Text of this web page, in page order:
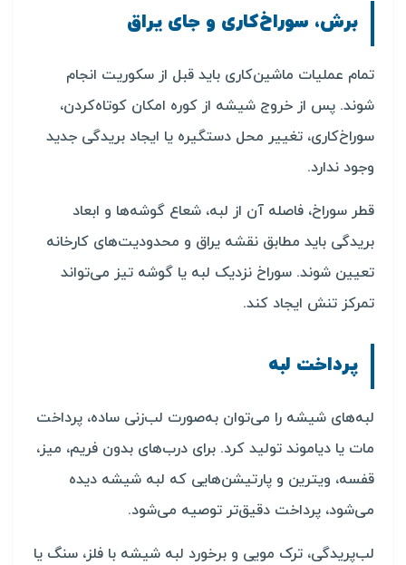
برش، سوراخ‌کاری و جای یراق
تمام عملیات ماشین‌کاری باید قبل از سکوریت انجام
شوند. پس از خروج شیشه از کوره امکان کوتاه‌کردن،
سوراخ‌کاری، تغییر محل دستگیره یا ایجاد بریدگی جدید
وجود ندارد.
قطر سوراخ، فاصله آن از لبه، شعاع گوشه‌ها و ابعاد
بریدگی باید مطابق نقشه یراق و محدودیت‌های کارخانه
تعیین شوند. سوراخ نزدیک لبه یا گوشه تیز می‌تواند
تمرکز تنش ایجاد کند.
پرداخت لبه
لبه‌های شیشه را می‌توان به‌صورت لب‌زنی ساده، پرداخت
مات یا دیاموند تولید کرد. برای درب‌های بدون فریم، میز،
قفسه، ویترین و پارتیشن‌هایی که لبه شیشه دیده
می‌شود، پرداخت دقیق‌تر توصیه می‌شود.
لب‌پریدگی، ترک مویی و برخورد لبه شیشه با فلز، سنگ یا